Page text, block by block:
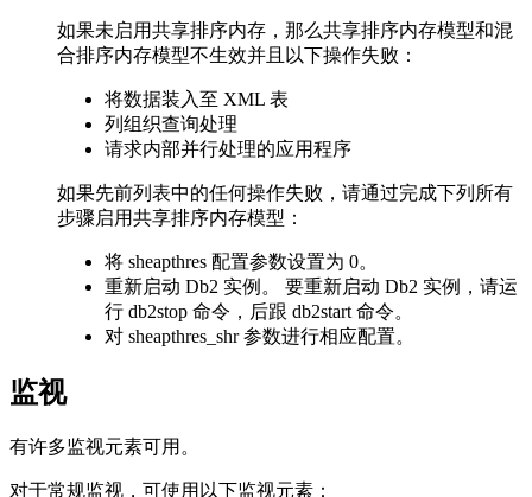
如果未启用共享排序内存，那么共享排序内存模型和混
合排序内存模型不生效并且以下操作失败：
将数据装入至 XML 表
列组织查询处理
请求内部并行处理的应用程序
如果先前列表中的任何操作失败，请通过完成下列所有
步骤启用共享排序内存模型：
将 sheapthres 配置参数设置为 0。
重新启动 Db2 实例。 要重新启动 Db2 实例，请运
行 db2stop 命令，后跟 db2start 命令。
对 sheapthres_shr参数进行相应配置。
监视
有许多监视元素可用。
对于常规监视，可使用以下监视元素：